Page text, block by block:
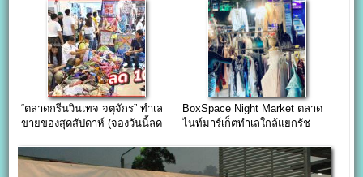
“ตลาดกรีนวินเทจ จตุจักร” ทำเล
ขายของสุดสัปดาห์ (จองวันนี้ลด
BoxSpace Night Market ตลาด
ไนท์มาร์เก็ตทำเลใกล้แยกรัช